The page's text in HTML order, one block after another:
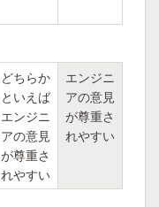
どちらか
といえば
エンジニ
アの意見
が尊重さ
れやすい
エンジニ
アの意見
が尊重さ
れやすい